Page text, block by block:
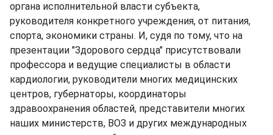
органа исполнительной власти субъекта,
руководителя конкретного учреждения, от питания,
спорта, экономики страны. И, судя по тому, что на
презентации "Здорового сердца" присутствовали
профессора и ведущие специалисты в области
кардиологии, руководители многих медицинских
центров, губернаторы, координаторы
здравоохранения областей, представители многих
наших министерств, ВОЗ и других международных